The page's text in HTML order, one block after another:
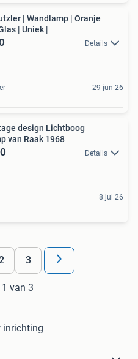
| Wandlamp | Oranje
| Uniek |
Details
29 jun 26
design Lichtboog
van Raak 1968
Details
8 jul 26
3
van 3
inrichting